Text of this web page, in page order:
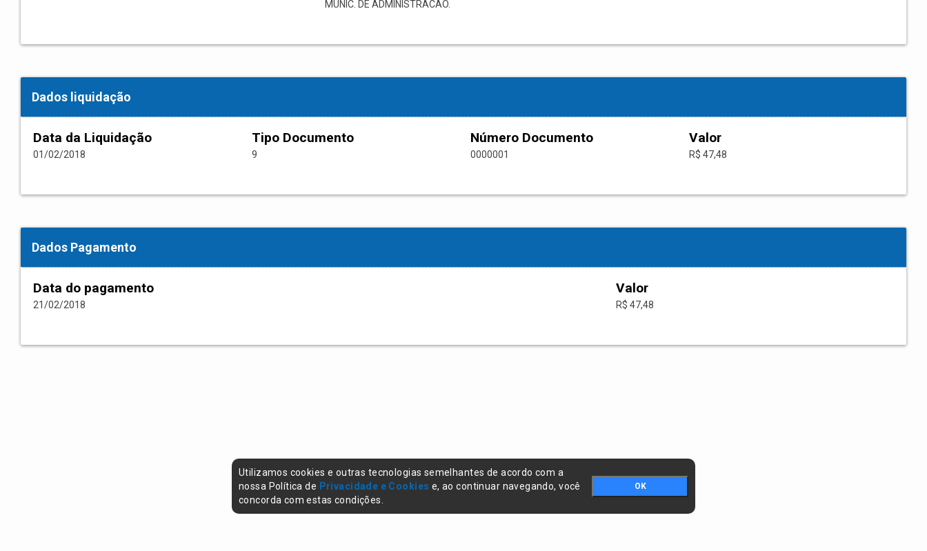
MUNIC. DE ADMINISTRACAO.
Dados liquidação
Data da Liquidação
01/02/2018
Tipo Documento
9
Número Documento
0000001
Valor
R$ 47,48
Dados Pagamento
Data do pagamento
21/02/2018
Valor
R$ 47,48
Utilizamos cookies e outras tecnologias semelhantes de acordo com a
nossa Política de Privacidade e Cookies e, ao continuar navegando, você
concorda com estas condições.
OK